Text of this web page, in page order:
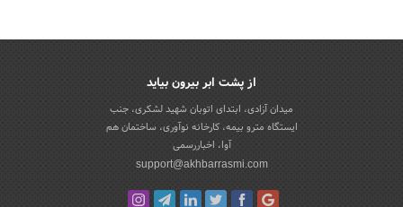
از پشت ابر بیرون بیاید
میدان آزادی، ابتدای اتوبان شهید لشکری، جنب
ایستگاه مترو بیمه، کارخانه نوآوری، ساختمان هم
آوا، اخباررسمی
support@akhbarrasmi.com